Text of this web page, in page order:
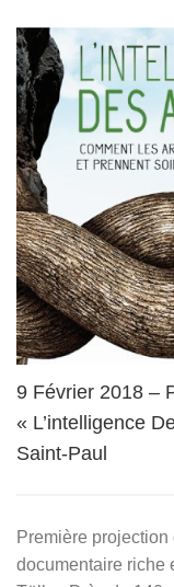
9 Février 2018 –
« L’intelligence
Saint-Paul
Première projection
documentaire riche